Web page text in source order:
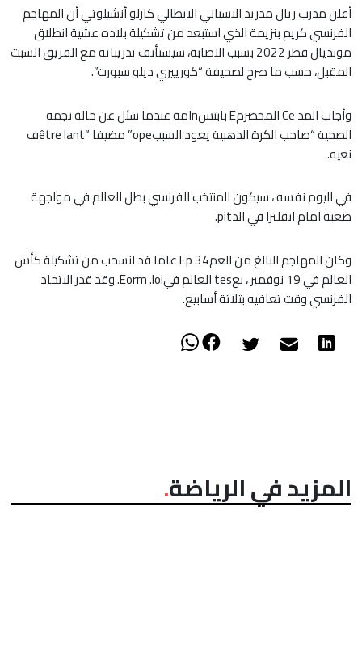
أعلن مدرب ريال مدريد الاسباني الايطالي كارلو أنشيلوتي أن المهاجم
الفرنسي كريم بنزيمة الذي استبعد من تشكيلة بلاده عشية انطلاق
مونديال قطر 2022 بسبب الاصابة، سيستأنف تدريباته مع الفريق السبت
المقبل، حسب ما صرح لصحيفة “كورييري ديلو سبورت”.
وأجاب المد Ce المخضرمE بابتسnامة عندما سئل عن حالة نجمه
الصحية “صاحب الكرة الذهبية يعود السببope” مضيفا “être lantف
نعيه.
في اليوم نفسه ، سيكون المنتخب الفرنسي بطل العالم في مواجهة
صعبة امام انقلترا في الدpit.
وكان المهاجم البالغ من العمEp 34 عاما قد انسحب من تشكيلة كأس
العالم في 19 نوفمبر ، بعtes العالم فيEorm .loi.
وقد قدر الاتحاد
الفرنسي وقت تعافيه بثلاثة أسابيع.
المزيد في الرياضة